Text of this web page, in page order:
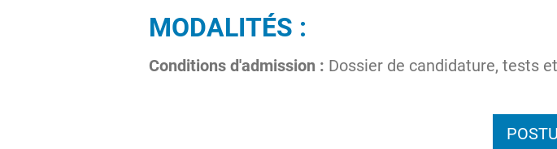
MODALITÉS :
Conditions d'admission : Dossier de candidature, tests